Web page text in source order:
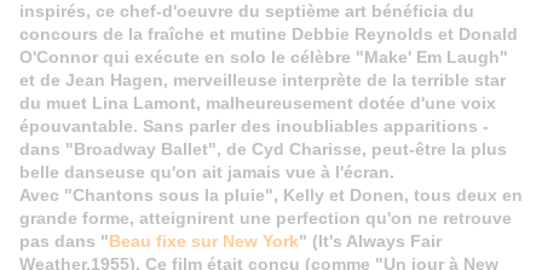
inspirés, ce chef-d'oeuvre du septième art bénéficia du
concours de la fraîche et mutine Debbie Reynolds et Donald
O'Connor qui exécute en solo le célèbre "Make' Em Laugh"
et de Jean Hagen, merveilleuse interprète de la terrible star
du muet Lina Lamont, malheureusement dotée d'une voix
épouvantable. Sans parler des inoubliables apparitions -
dans "Broadway Ballet", de Cyd Charisse, peut-être la plus
belle danseuse qu'on ait jamais vue à l'écran.
Avec "Chantons sous la pluie", Kelly et Donen, tous deux en
grande forme, atteignirent une perfection qu'on ne retrouve
pas dans "Beau fixe sur New York" (It's Always Fair
Weather,1955). Ce film était conçu (comme "Un jour à New